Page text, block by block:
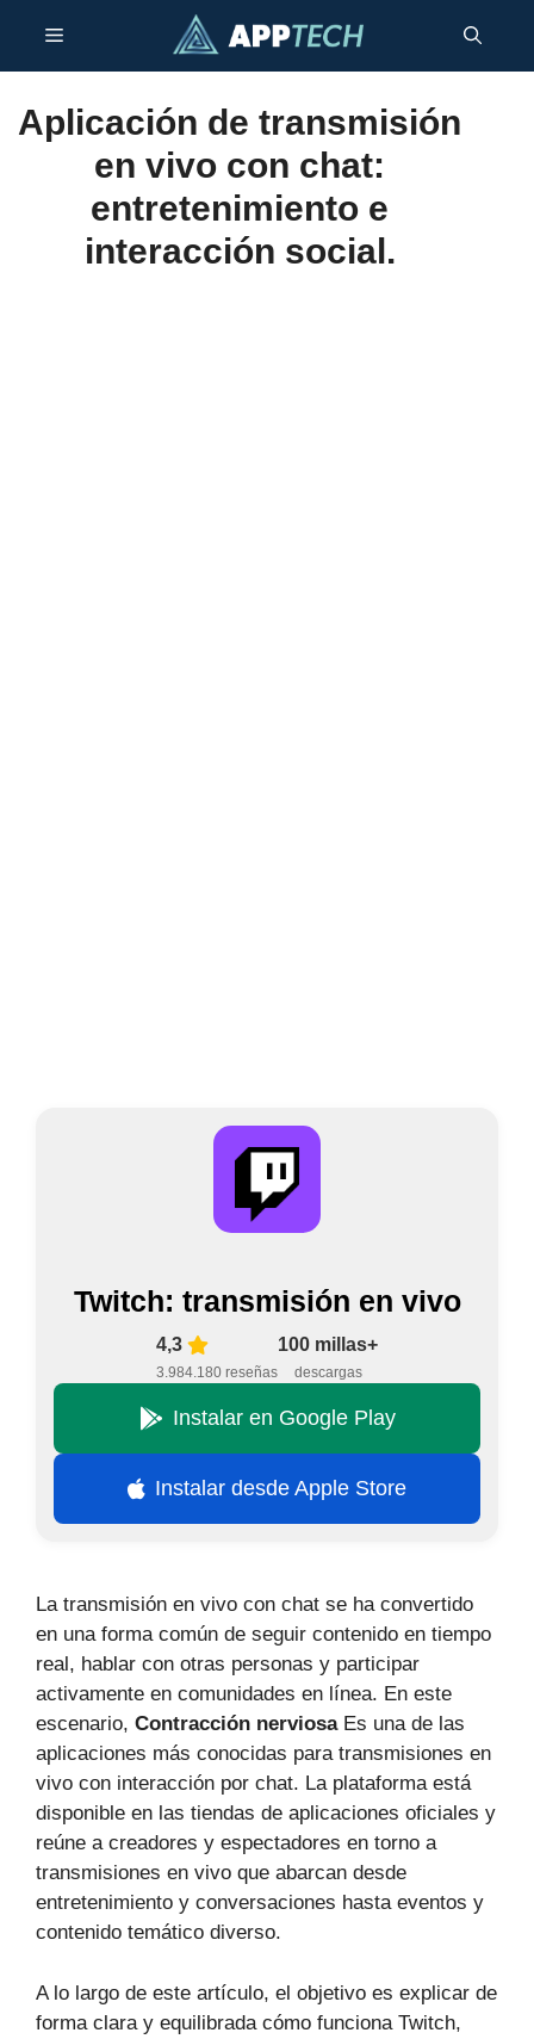
contenido
Menú
Aplicación de transmisión
en vivo con chat:
entretenimiento e
interacción social.
Twitch: transmisión en vivo
4,3
3.984.180 reseñas
100 millas+
descargas
Instalar en Google Play
Instalar desde Apple Store
La transmisión en vivo con chat se ha convertido
en una forma común de seguir contenido en tiempo
real, hablar con otras personas y participar
activamente en comunidades en línea. En este
escenario, Contracción nerviosaEs una de las
aplicaciones más conocidas para transmisiones en
vivo con interacción por chat. La plataforma está
disponible en las tiendas de aplicaciones oficiales y
reúne a creadores y espectadores en torno a
transmisiones en vivo que abarcan desde
entretenimiento y conversaciones hasta eventos y
contenido temático diverso.
A lo largo de este artículo, el objetivo es explicar de
forma clara y equilibrada cómo funciona Twitch,